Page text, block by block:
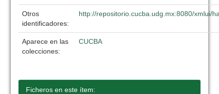
Otros
identificadores:
http://repositorio.cucba.udg.mx:8080/xmlui/
Aparece en las
colecciones:
CUCBA
Ficheros en este ítem: